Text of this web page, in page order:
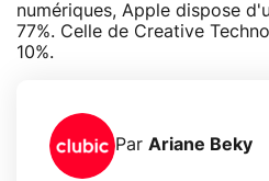
numériques, Apple dispose
77%. Celle de Creative
10%.
Par Ariane Beky